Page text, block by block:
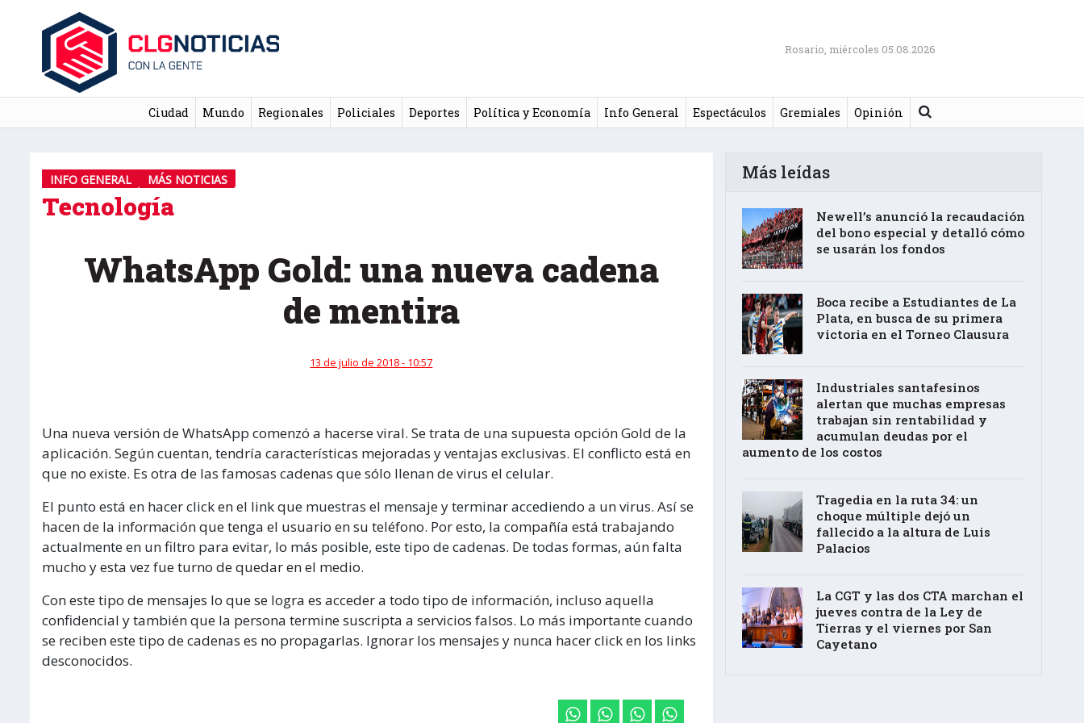
Rosario, miércoles 05.08.2026
Ciudad Mundo Regionales Policiales Deportes Política y Economía Info General Espectáculos Gremiales Opinión Buscar
INFO GENERAL MÁS NOTICIAS
Tecnología
WhatsApp Gold: una nueva cadena
de mentira
13 de julio de 2018 - 10:57
Una nueva versión de WhatsApp comenzó a hacerse viral. Se trata de una supuesta opción Gold de la
aplicación. Según cuentan, tendría características mejoradas y ventajas exclusivas. El conflicto está en
que no existe. Es otra de las famosas cadenas que sólo llenan de virus el celular.
El punto está en hacer click en el link que muestras el mensaje y terminar accediendo a un virus. Así se
hacen de la información que tenga el usuario en su teléfono. Por esto, la compañía está trabajando
actualmente en un filtro para evitar, lo más posible, este tipo de cadenas. De todas formas, aún falta
mucho y esta vez fue turno de quedar en el medio.
Con este tipo de mensajes lo que se logra es acceder a todo tipo de información, incluso aquella
confidencial y también que la persona termine suscripta a servicios falsos. Lo más importante cuando
se reciben este tipo de cadenas es no propagarlas. Ignorar los mensajes y nunca hacer click en los links
desconocidos.
Más leídas
Newell’s anunció la recaudación
del bono especial y detalló cómo
se usarán los fondos
Boca recibe a Estudiantes de La
Plata, en busca de su primera
victoria en el Torneo Clausura
Industriales santafesinos
alertan que muchas empresas
trabajan sin rentabilidad y
acumulan deudas por el
aumento de los costos
Tragedia en la ruta 34: un
choque múltiple dejó un
fallecido a la altura de Luis
Palacios
La CGT y las dos CTA marchan el
jueves contra de la Ley de
Tierras y el viernes por San
Cayetano